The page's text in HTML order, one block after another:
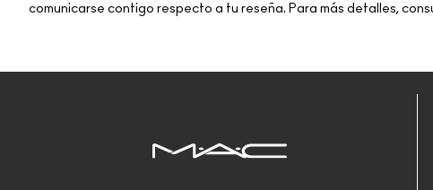
comunicarse contigo respecto a tu reseña. Para más detalles,